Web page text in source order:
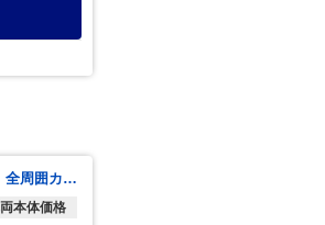
ノート Ｘ １年保証 純正ＳＤナビ 全周囲カメラ 衝突被害軽減システム ドラレコ コーナーセンサー スマートキー ＥＴＣ 車線逸脱警報 オートライト Ｂｌｕｅｔｏｏｔｈ ＣＤ ＤＶＤ再生 フルセグ
本体価格